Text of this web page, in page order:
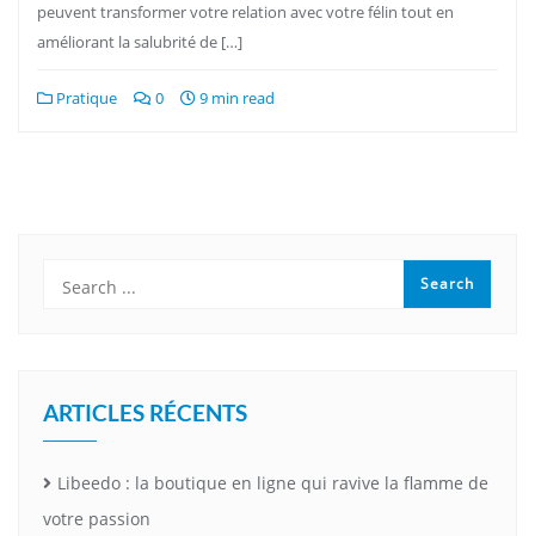
peuvent transformer votre relation avec votre félin tout en
améliorant la salubrité de […]
Pratique 0 9 min read
ARTICLES RÉCENTS
Libeedo : la boutique en ligne qui ravive la flamme de
votre passion